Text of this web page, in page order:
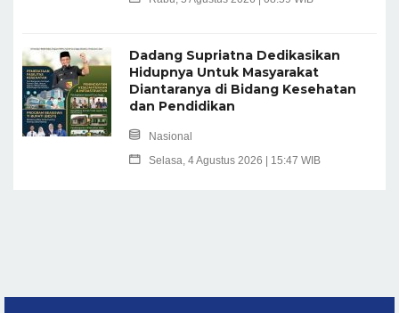
Dadang Supriatna Dedikasikan
Hidupnya Untuk Masyarakat
Diantaranya di Bidang Kesehatan
dan Pendidikan
Nasional
Selasa, 4 Agustus 2026 | 15:47 WIB